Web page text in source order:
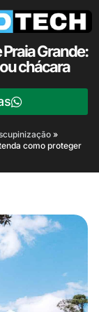
Grande:
chácara
»
como proteger